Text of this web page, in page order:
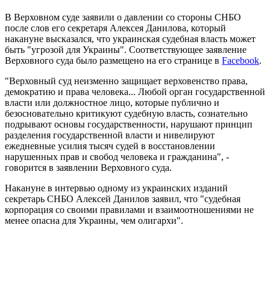
В Верховном суде заявили о давлении со стороны СНБО
после слов его секретаря Алексея Данилова, который
накануне высказался, что украинская судебная власть может
быть "угрозой для Украины". Соответствующее заявление
Верховного суда было размещено на его странице в Facebook.
"Верховный суд неизменно защищает верховенство права,
демократию и права человека... Любой орган государственной
власти или должностное лицо, которые публично и
безосновательно критикуют судебную власть, сознательно
подрывают основы государственности, нарушают принцип
разделения государственной власти и нивелируют
ежедневные усилия тысяч судей в восстановлении
нарушенных прав и свобод человека и гражданина", -
говорится в заявлении Верховного суда.
Накануне в интервью одному из украинских изданий
секретарь СНБО Алексей Данилов заявил, что "судебная
корпорация со своими правилами и взаимоотношениями не
менее опасна для Украины, чем олигархи".